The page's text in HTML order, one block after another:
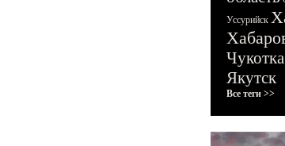
Уссурийск
Чукотка
Якутск
Все теги >>